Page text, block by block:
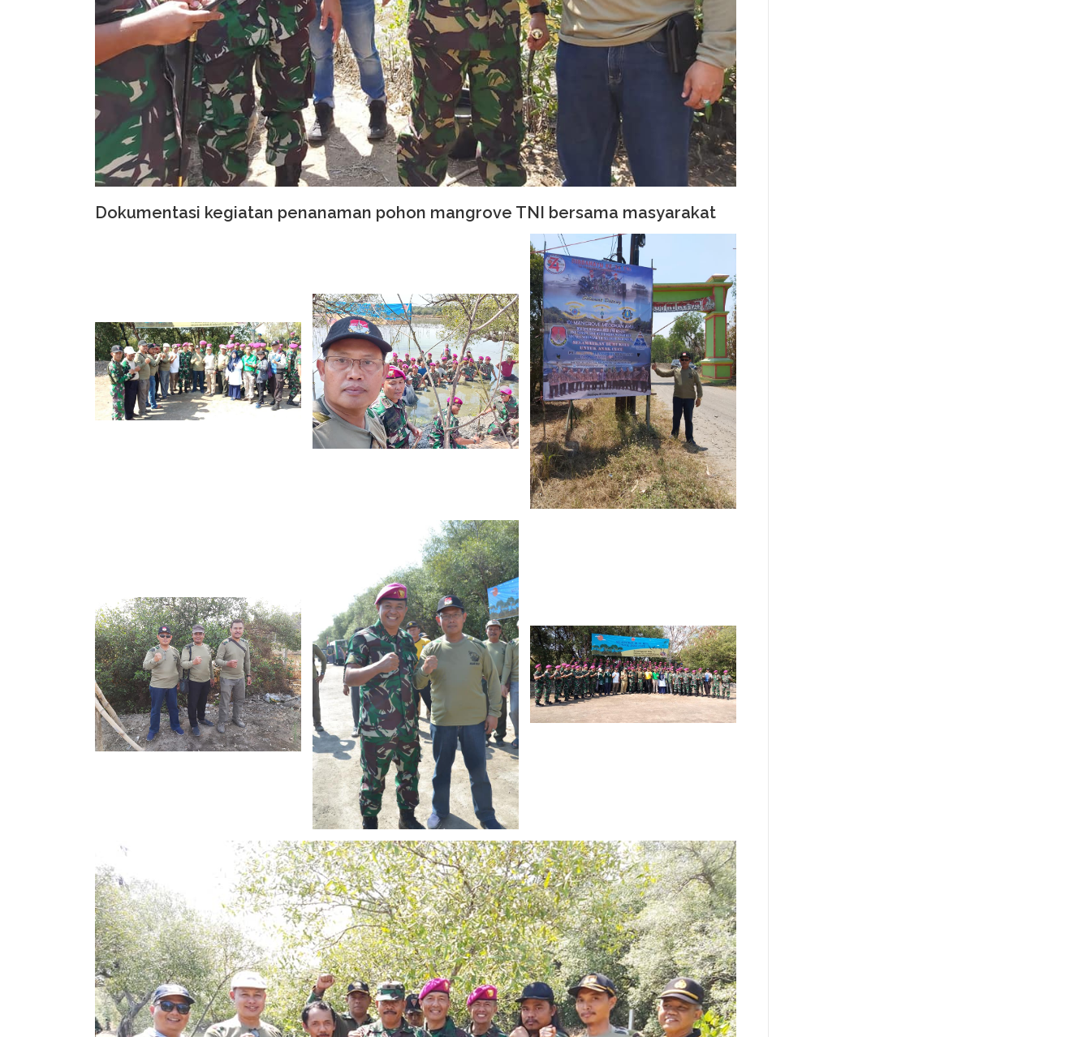
Dokumentasi kegiatan penanaman pohon mangrove TNI bersama masyarakat